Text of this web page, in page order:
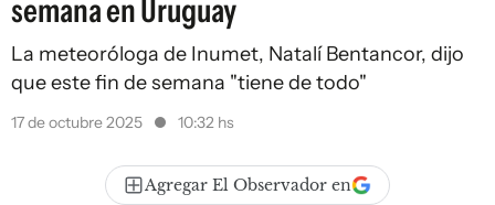
semana en Uruguay
La meteoróloga de Inumet, Natalí Bentancor, dijo
que este fin de semana "tiene de todo"
17 de octubre 2025 10:32 hs
Agregar El Observador en